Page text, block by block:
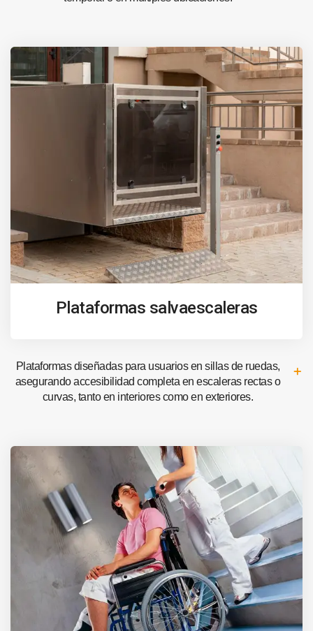
Plataformas salvaescaleras
Plataformas diseñadas para usuarios en sillas de ruedas,
asegurando accesibilidad completa en escaleras rectas o
curvas, tanto en interiores como en exteriores.